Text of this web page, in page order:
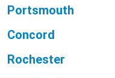
Portsmouth
Concord
Rochester